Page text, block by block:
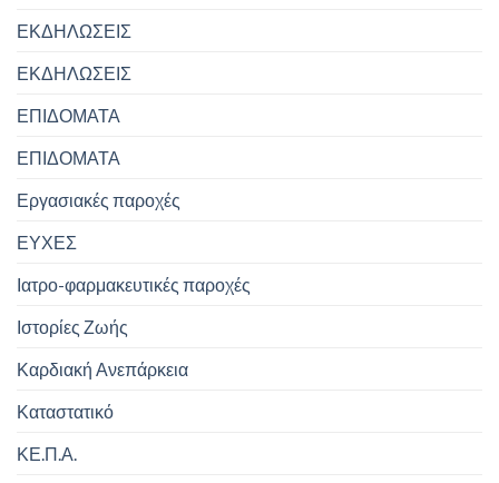
ΕΚΔΗΛΩΣΕΙΣ
ΕΚΔΗΛΩΣΕΙΣ
ΕΠΙΔΟΜΑΤΑ
ΕΠΙΔΟΜΑΤΑ
Εργασιακές παροχές
ΕΥΧΕΣ
Ιατρο-φαρμακευτικές παροχές
Ιστορίες Ζωής
Καρδιακή Ανεπάρκεια
Καταστατικό
ΚΕ.Π.Α.